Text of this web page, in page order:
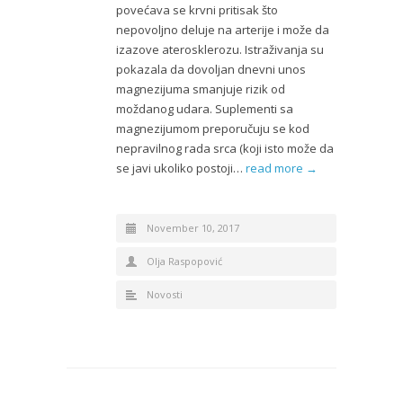
povećava se krvni pritisak što
nepovoljno deluje na arterije i može da
izazove aterosklerozu. Istraživanja su
pokazala da dovoljan dnevni unos
magnezijuma smanjuje rizik od
moždanog udara. Suplementi sa
magnezijumom preporučuju se kod
nepravilnog rada srca (koji isto može da
se javi ukoliko postoji… read more →
November 10, 2017
Olja Raspopović
Novosti